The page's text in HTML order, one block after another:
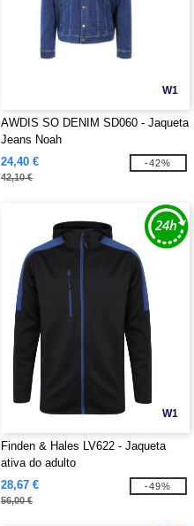
W1
AWDIS SO DENIM SD060 - Jaqueta
Jeans Noah
24,40 €
42,10 €
-42%
W1
Finden & Hales LV622 - Jaqueta
ativa do adulto
28,67 €
56,00 €
-49%